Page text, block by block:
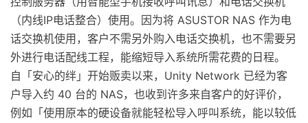
（内线IP电话整合）使用。因为将 ASUSTOR NAS 作为电
话交换机使用，客户不需另外购入电话交换机，也不需要另
外进行电话配线工程，能缩短导入系统所需花费的日程。
自「安心的绊」开始贩卖以来，Unity Network 已经为客
户导入约 40 台的 NAS，也收到许多来自客户的好评价，
例如「使用原本的硬设备就能轻松导入呼叫系统，能以较低